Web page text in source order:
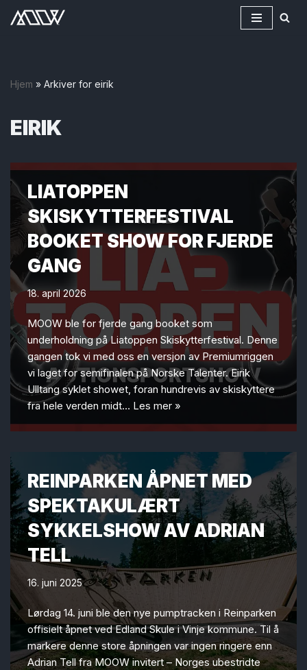
Hjem » Arkiver for eirik
EIRIK
LIATOPPEN
SKISKYTTERFESTIVAL
BOOKET SHOW FOR FJERDE
GANG
18. april 2026
MOOW ble for fjerde gang booket som
underholdning på Liatoppen Skiskytterfestival. Denne
gangen tok vi med oss en versjon av Premiumriggen
vi laget for semifinalen på Norske Talenter. Eirik
Ulltang syklet showet, foran hundrevis av skiskyttere
fra hele verden midt… Les mer »
REINPARKEN ÅPNET MED
SPEKTAKULÆRT
SYKKELSHOW AV ADRIAN
TELL
16. juni 2025
Lørdag 14. juni ble den nye pumptracken i Reinparken
offisielt åpnet ved Edland Skule i Vinje kommune. Til å
markere denne store åpningen var ingen ringere enn
Adrian Tell fra MOOW invitert – Norges ubestridte